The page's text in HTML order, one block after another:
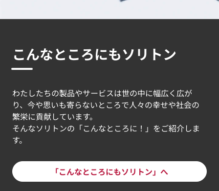
こんなところにもソリトン
わたしたちの製品やサービスは世の中に幅広く広が
り、今や思いも寄らないところで人々の幸せや社会の
繁栄に貢献しています。
そんなソリトンの「こんなところに！」をご紹介しま
す。
「こんなところにもソリトン」へ